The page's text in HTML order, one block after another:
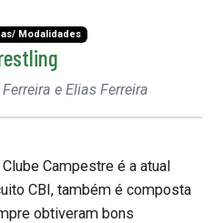
Modalidades
e Elias Ferreira
Campestre é a atual
CBI, também é composta
obtiveram bons